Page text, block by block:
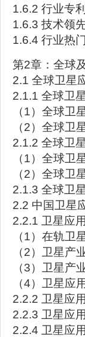
1.6.2 行业专
1.6.3 技术领
1.6.4 行业热
第2章：全球
2.1 全球卫星
2.1.1 全球卫
（1）全球卫
（2）全球卫
2.1.2 全球卫
（1）全球卫
（2）全球卫
2.1.3 全球卫
2.2 中国卫星
2.2.1 卫星应
（1）在轨卫
（2）卫星产
（3）卫星产
（4）卫星应
2.2.2 卫星应
2.2.3 卫星应
2.2.4 卫星应